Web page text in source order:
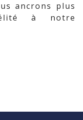
ancrons plus
à notre